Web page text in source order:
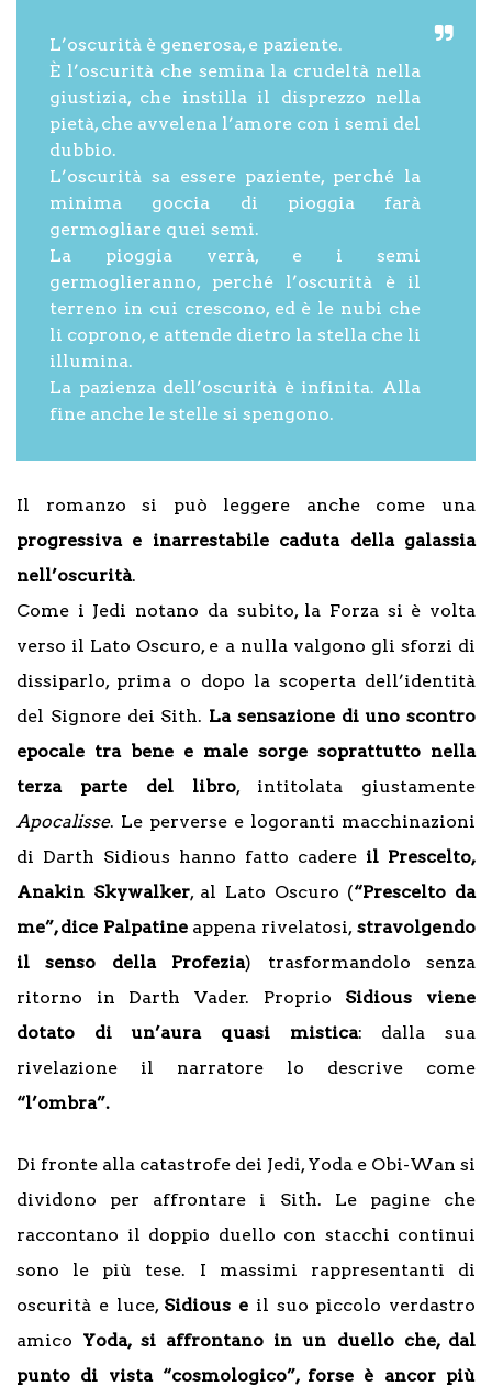
L’oscurità è generosa, e paziente.
È l’oscurità che semina la crudeltà nella
giustizia, che instilla il disprezzo nella
pietà, che avvelena l’amore con i semi del
dubbio.
L’oscurità sa essere paziente, perché la
minima goccia di pioggia farà
germogliare quei semi.
La pioggia verrà, e i semi
germoglieranno, perché l’oscurità è il
terreno in cui crescono, ed è le nubi che
li coprono, e attende dietro la stella che li
illumina.
La pazienza dell’oscurità è infinita. Alla
fine anche le stelle si spengono.
Il romanzo si può leggere anche come una
progressiva e inarrestabile caduta della galassia
nell’oscurità.
Come i Jedi notano da subito, la Forza si è volta
verso il Lato Oscuro, e a nulla valgono gli sforzi di
dissiparlo, prima o dopo la scoperta dell’identità
del Signore dei Sith. La sensazione di uno scontro
epocale tra bene e male sorge soprattutto nella
terza parte del libro, intitolata giustamente
Apocalisse. Le perverse e logoranti macchinazioni
di Darth Sidious hanno fatto cadere il Prescelto,
Anakin Skywalker, al Lato Oscuro (“Prescelto da
me”, dice Palpatine appena rivelatosi,stravolgendo
il senso della Profezia) trasformandolo senza
ritorno in Darth Vader. Proprio Sidious viene
dotato di un’aura quasi mistica: dalla sua
rivelazione il narratore lo descrive come
“l’ombra”.
Di fronte alla catastrofe dei Jedi, Yoda e Obi-Wan si
dividono per affrontare i Sith. Le pagine che
raccontano il doppio duello con stacchi continui
sono le più tese. I massimi rappresentanti di
oscurità e luce, Sidious e il suo piccolo verdastro
amico Yoda, si affrontano in un duello che, dal
punto di vista “cosmologico”, forse è ancor più